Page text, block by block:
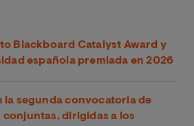
Blackboard Catalyst Award y
española premiada en 2026
la segunda convocatoria de
conjuntas, dirigidas a los